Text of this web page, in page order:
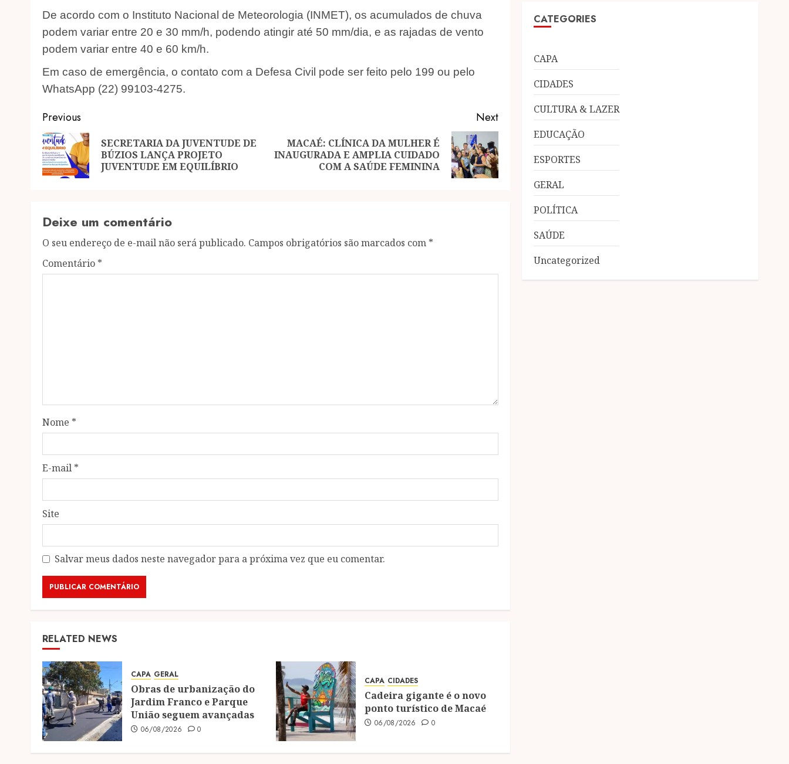
De acordo com o Instituto Nacional de Meteorologia (INMET), os acumulados de chuva
podem variar entre 20 e 30 mm/h, podendo atingir até 50 mm/dia, e as rajadas de vento
podem variar entre 40 e 60 km/h.
Em caso de emergência, o contato com a Defesa Civil pode ser feito pelo 199 ou pelo
WhatsApp (22) 99103-4275.
Post
navigation
Previous
Previous
SECRETARIA DA JUVENTUDE DE
BÚZIOS LANÇA PROJETO
JUVENTUDE EM EQUILÍBRIO
Next
Next
MACAÉ: CLÍNICA DA MULHER É
INAUGURADA E AMPLIA CUIDADO
COM A SAÚDE FEMININA
Deixe um comentário
O seu endereço de e-mail não será publicado. Campos obrigatórios são marcados com *
Comentário *
Nome *
E-mail *
Site
Salvar meus dados neste navegador para a próxima vez que eu comentar.
RELATED NEWS
CAPA GERAL
Obras de urbanização do
Jardim Franco e Parque
União seguem avançadas
06/08/2026 0
CAPA CIDADES
Cadeira gigante é o novo
ponto turístico de Macaé
06/08/2026 0
CATEGORIES
CAPA
CIDADES
CULTURA & LAZER
EDUCAÇÃO
ESPORTES
GERAL
POLÍTICA
SAÚDE
Uncategorized